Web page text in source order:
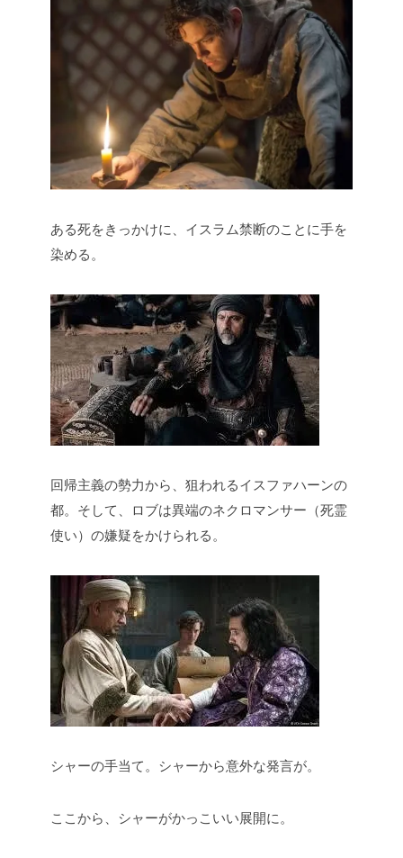
ある死をきっかけに、イスラム禁断のことに手を
染める。
回帰主義の勢力から、狙われるイスファハーンの
都。そして、ロブは異端のネクロマンサー（死霊
使い）の嫌疑をかけられる。
シャーの手当て。シャーから意外な発言が。
ここから、シャーがかっこいい展開に。